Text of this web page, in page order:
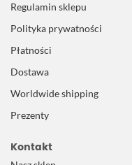
Regulamin sklepu
Polityka prywatności
Płatności
Dostawa
Worldwide shipping
Prezenty
Kontakt